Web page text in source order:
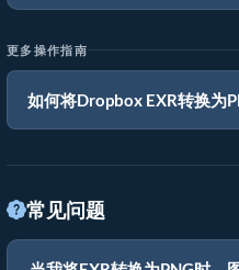
更多操作指南
如何将Dropbox EXR转换为
常见问题